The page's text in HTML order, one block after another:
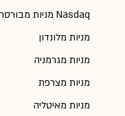
מניות מבורסת Nasdaq
מניות מלונדון
מניות מגרמניה
מניות מצרפת
מניות מאיטליה